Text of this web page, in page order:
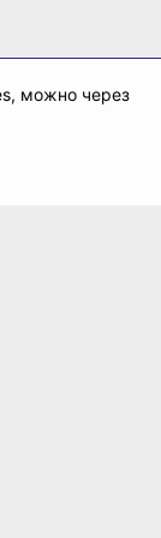
можно через